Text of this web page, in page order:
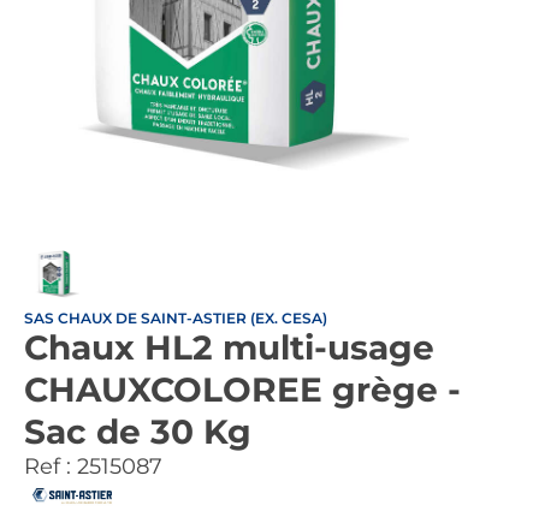
SAS CHAUX DE SAINT-ASTIER (EX. CESA)
Chaux HL2 multi-usage
CHAUXCOLOREE grège -
Sac de 30 Kg
Ref : 2515087